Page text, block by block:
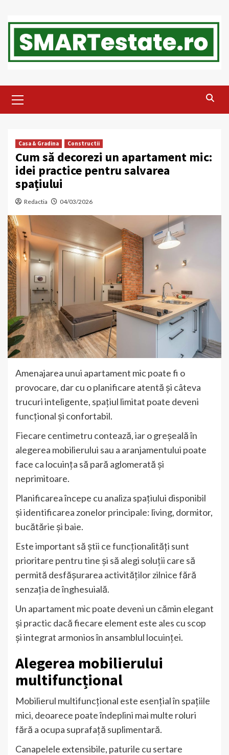
content
Menu
Casa & Gradina Constructii
Cum să decorezi un apartament mic:
idei practice pentru salvarea
spațiului
Redactia 04/03/2026
Amenajarea unui apartament mic poate fi o
provocare, dar cu o planificare atentă și câteva
trucuri inteligente, spațiul limitat poate deveni
funcțional și confortabil.
Fiecare centimetru contează, iar o greșeală în
alegerea mobilierului sau a aranjamentului poate
face ca locuința să pară aglomerată și
neprimitoare.
Planificarea începe cu analiza spațiului disponibil
și identificarea zonelor principale: living, dormitor,
bucătărie și baie.
Este important să știi ce funcționalități sunt
prioritare pentru tine și să alegi soluții care să
permită desfășurarea activităților zilnice fără
senzația de înghesuială.
Un apartament mic poate deveni un cămin elegant
și practic dacă fiecare element este ales cu scop
și integrat armonios în ansamblul locuinței.
Alegerea mobilierului
multifuncțional
Mobilierul multifuncțional este esențial în spațiile
mici, deoarece poate îndeplini mai multe roluri
fără a ocupa suprafață suplimentară.
Canapelele extensibile, paturile cu sertare